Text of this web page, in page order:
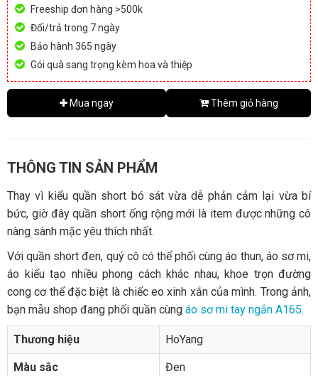
Freeship đơn hàng >500k
Đổi/trả trong 7 ngày
Bảo hành 365 ngày
Gói quà sang trọng kèm hoa và thiệp
Mua ngay Thêm giỏ hàng
THÔNG TIN SẢN PHẨM
Thay vì kiểu quần short bó sát vừa dễ phản cảm lại vừa bí
bức, giờ đây quần short ống rộng mới là item được những cô
nàng sành mặc yêu thích nhất.
Với quần short đen, quý cô có thể phối cùng áo thun, áo sơ mi,
áo kiểu tạo nhiều phong cách khác nhau, khoe trọn đường
cong cơ thể đặc biệt là chiếc eo xinh xắn của mình. Trong ảnh,
bạn mẫu shop đang phối quần cùng áo sơ mi tay ngắn A165.
Thương hiệu HoYang
Màu sắc Đen